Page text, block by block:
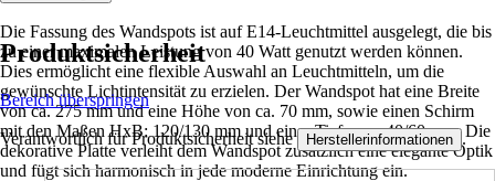
Die Fassung des Wandspots ist auf E14-Leuchtmittel ausgelegt, die bis
zu einer maximalen Leistung von 40 Watt genutzt werden können.
Dies ermöglicht eine flexible Auswahl an Leuchtmitteln, um die
gewünschte Lichtintensität zu erzielen. Der Wandspot hat eine Breite
von ca. 275 mm und eine Höhe von ca. 70 mm, sowie einen Schirm
mit den Maßen HxB: 120/130 mm und einer Tiefe von 40/60 mm. Die
dekorative Platte verleiht dem Wandspot zusätzlich eine elegante Optik
und fügt sich harmonisch in jede moderne Einrichtung ein.
Produktsicherheit
Bereich überspringen
Verantwortlich für Produktsicherheit siehe Herstellerinformationen .